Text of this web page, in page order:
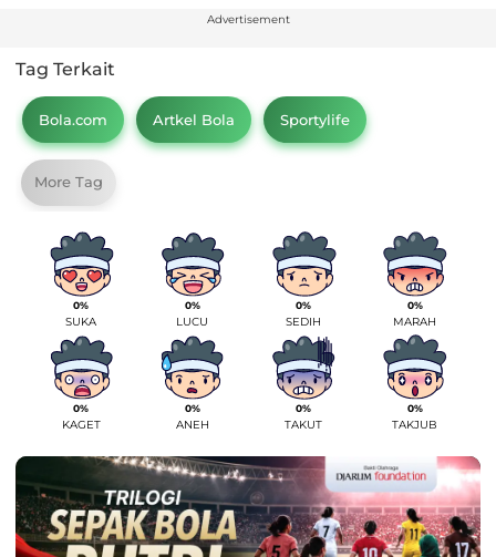
Advertisement
Tag Terkait
Bola.com Artkel Bola Sportylife
More Tag
0%
SUKA
0%
LUCU
0%
SEDIH
0%
MARAH
0%
KAGET
0%
ANEH
0%
TAKUT
0%
TAKJUB